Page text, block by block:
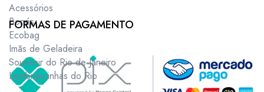
Acessórios
Bonés
Ecobag
Imãs de Geladeira
Souvenir do Rio de Janeiro
Lembrancinhas do Rio
FORMAS DE PAGAMENTO